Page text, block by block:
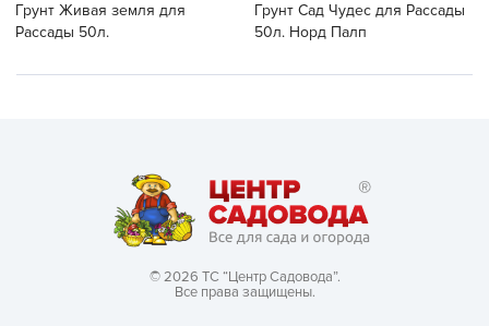
Грунт Живая земля для
Рассады 50л.
Грунт Сад Чудес для Рассады
50л. Норд Палп
© 2026 ТС “Центр Садовода”.
Все права защищены.